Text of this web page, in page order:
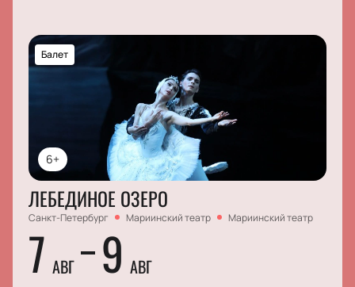
6+
Балет
ЛЕБЕДИНОЕ ОЗЕРО
Санкт-Петербург Мариинский театр Мариинский театр
7 АВГ 9 АВГ